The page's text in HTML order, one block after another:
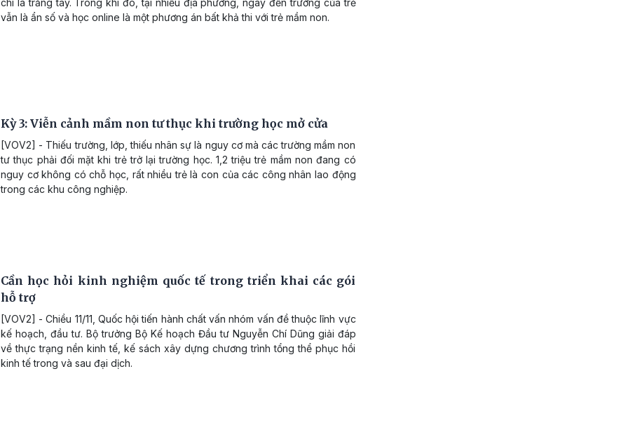
chí là trắng tay. Trong khi đó, tại nhiều địa phương, ngày đến trường của trẻ
vẫn là ẩn số và học online là một phương án bất khả thi với trẻ mầm non.
Kỳ 3: Viễn cảnh mầm non tư thục khi trường học mở cửa
[VOV2] - Thiếu trường, lớp, thiếu nhân sự là nguy cơ mà các trường mầm non
tư thục phải đối mặt khi trẻ trở lại trường học. 1,2 triệu trẻ mầm non đang có
nguy cơ không có chỗ học, rất nhiều trẻ là con của các công nhân lao động
trong các khu công nghiệp.
Cần học hỏi kinh nghiệm quốc tế trong triển khai các gói
hỗ trợ
[VOV2] - Chiều 11/11, Quốc hội tiến hành chất vấn nhóm vấn đề thuộc lĩnh vực
kế hoạch, đầu tư. Bộ trưởng Bộ Kế hoạch Đầu tư Nguyễn Chí Dũng giải đáp
về thực trạng nền kinh tế, kế sách xây dựng chương trình tổng thể phục hồi
kinh tế trong và sau đại dịch.